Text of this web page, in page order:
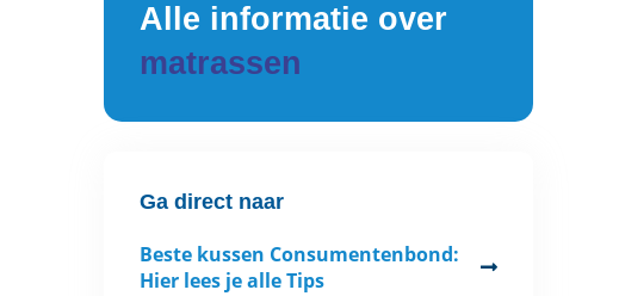
Alle informatie over
matrassen
Ga direct naar
Beste kussen Consumentenbond:
Hier lees je alle Tips